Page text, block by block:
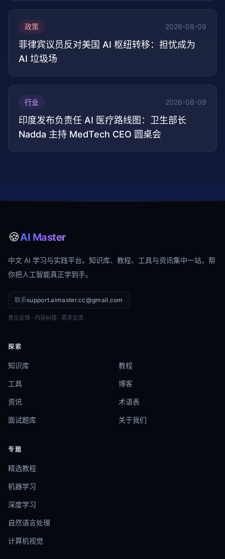
政策 2026-08-09
菲律宾议员反对美国 AI 枢纽转移：担忧成为
AI 垃圾场
行业 2026-08-09
印度发布负责任 AI 医疗路线图：卫生部长
Nadda 主持 MedTech CEO 圆桌会
🍪AI Master
中文 AI 学习与实践平台。知识库、教程、工具与资讯集中一站，帮
你把人工智能真正学到手。
联系support.aimaster.cc@gmail.com
意见反馈 · 内容纠错 · 需求交流
探索
知识库 教程
工具 博客
资讯 术语表
面试题库 关于我们
专题
精选教程
机器学习
深度学习
自然语言处理
计算机视觉